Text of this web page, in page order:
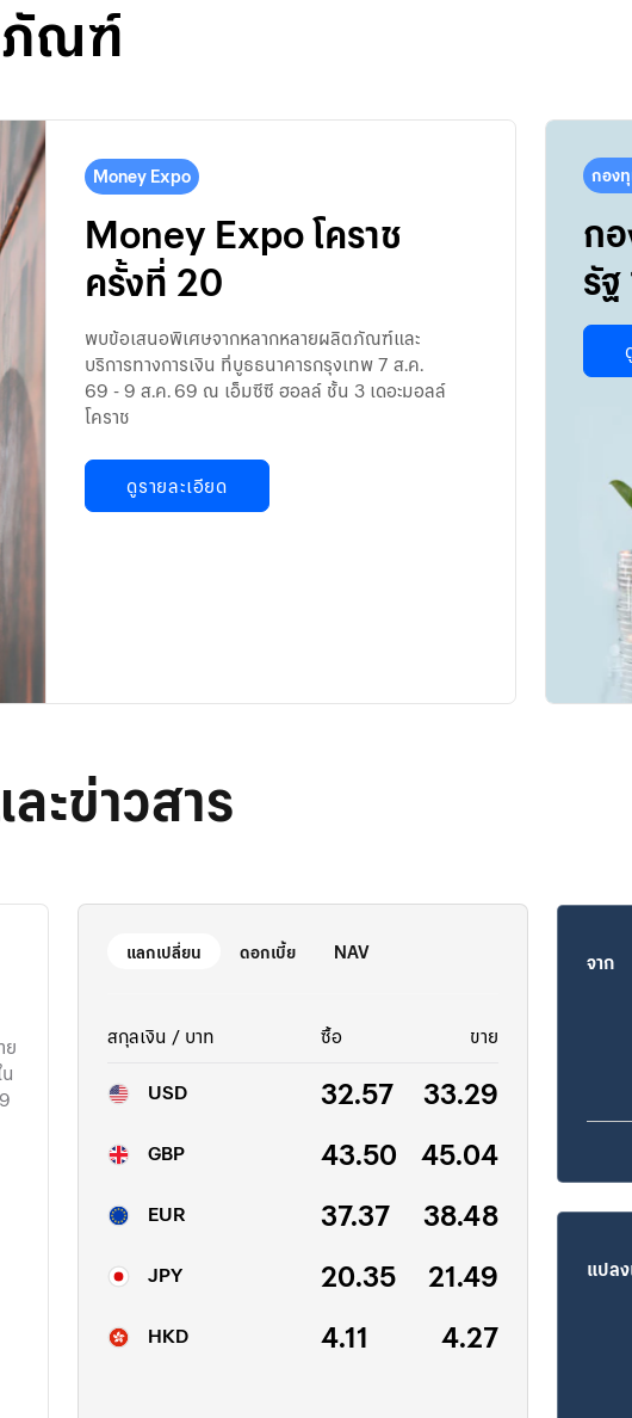
ภัณฑ์
Money Expo
Money Expo โคราช
ครั้งที่ 20
พบข้อเสนอพิเศษจากหลากหลายผลิตภัณฑ์และ
บริการทางการเงิน ที่บูธธนาคารกรุงเทพ 7 ส.ค.
69 - 9 ส.ค. 69 ณ เอ็มซีซี ฮอลล์ ชั้น 3 เดอะมอลล์
โคราช
ดูรายละเอียด
กอง
ก
รั
ะข่าวสาร
แลกเปลี่ยน ดอกเบี้ย NAV
สกุลเงิน / บาท ซื้อ ขาย
USD 32.57 33.29
GBP 43.50 45.04
EUR 37.37 38.48
JPY 20.35 21.49
HKD 4.11 4.27
จาก
แปล
ย
ธนาคารกรุงเทพ พร้อมเปิดจองซื้อ "พันธบัตรรัฐบาล
ออมพลัส" ครั้งที่1 ผ่านสาขาและโมบายแบงก์กิ้ง เพิ่ม
เฉลิมพระเกียรติพระบาทสมเด็จพ